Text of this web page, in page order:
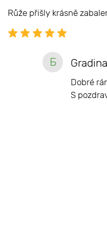
Růže přišly krásně
Б
Dobré
S